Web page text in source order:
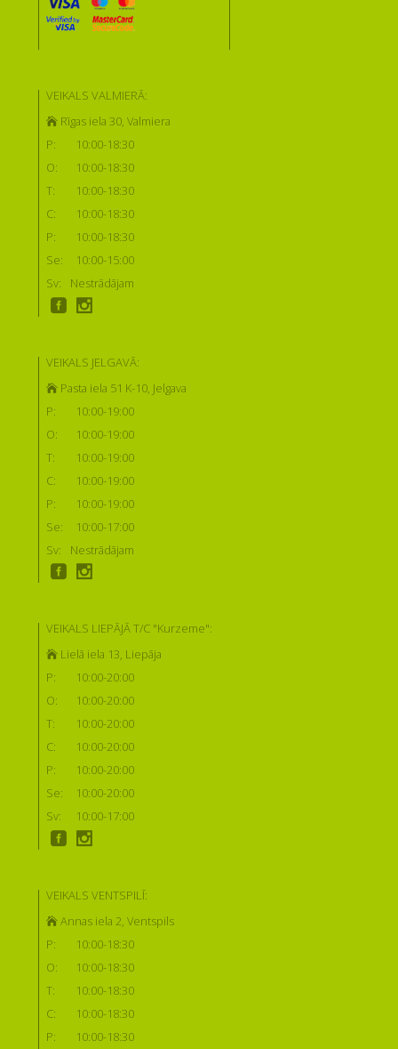
VEIKALS VALMIERĀ:
Rīgas iela 30, Valmiera
P:
10:00-18:30
O:
10:00-18:30
T:
10:00-18:30
C:
10:00-18:30
P:
10:00-18:30
Se:
10:00-15:00
Sv:
Nestrādājam
VEIKALS JELGAVĀ:
Pasta iela 51 K-10, Jelgava
P:
10:00-19:00
O:
10:00-19:00
T:
10:00-19:00
C:
10:00-19:00
P:
10:00-19:00
Se:
10:00-17:00
Sv:
Nestrādājam
VEIKALS LIEPĀJĀ T/C "Kurzeme":
Lielā iela 13, Liepāja
P:
10:00-20:00
O:
10:00-20:00
T:
10:00-20:00
C:
10:00-20:00
P:
10:00-20:00
Se:
10:00-20:00
Sv:
10:00-17:00
VEIKALS VENTSPILĪ:
Annas iela 2, Ventspils
P:
10:00-18:30
O:
10:00-18:30
T:
10:00-18:30
C:
10:00-18:30
P:
10:00-18:30